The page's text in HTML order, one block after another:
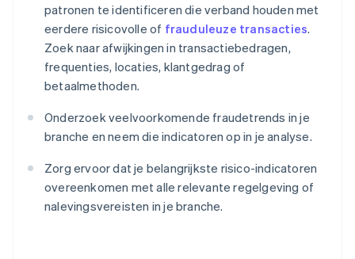
patronen te identificeren die verband houden met
eerdere risicovolle of frauduleuze transacties.
Zoek naar afwijkingen in transactiebedragen,
frequenties, locaties, klantgedrag of
betaalmethoden.
Onderzoek veelvoorkomende fraudetrends in je
branche en neem die indicatoren op in je analyse.
Zorg ervoor dat je belangrijkste risico-indicatoren
overeenkomen met alle relevante regelgeving of
nalevingsvereisten in je branche.